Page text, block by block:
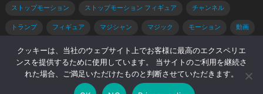
ストップモーション ストップモーション フィギュア チャンネル
トランプ フィギュア マジシャン マジック モーション 動画
手品 手品 種明かし 種明かし 簡単 解説
© 2026 コマ撮りブログ -WordPress Video Theme
クッキーは、当社のウェブサイト上でお客様に最高のエクスペリエ
ンスを提供するために使用しています。 当サイトのご利用を継続さ
れた場合、ご満足いただけたものと判断させていただきます。